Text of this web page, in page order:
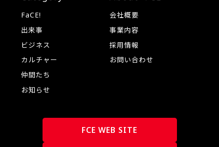
FaCE!
出来事
ビジネス
カルチャー
仲間たち
お知らせ
会社概要
事業内容
採用情報
お問い合わせ
FCE WEB SITE